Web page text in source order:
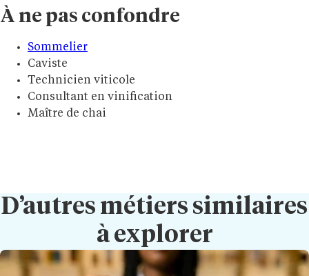
À ne pas confondre
Sommelier
Caviste
Technicien viticole
Consultant en vinification
Maître de chai
D’autres métiers similaires
à explorer